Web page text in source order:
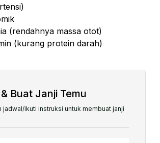
(rendahnya massa otot)
(kurang protein darah)
Buat Janji Temu
jadwal/ikuti instruksi untuk membuat janji